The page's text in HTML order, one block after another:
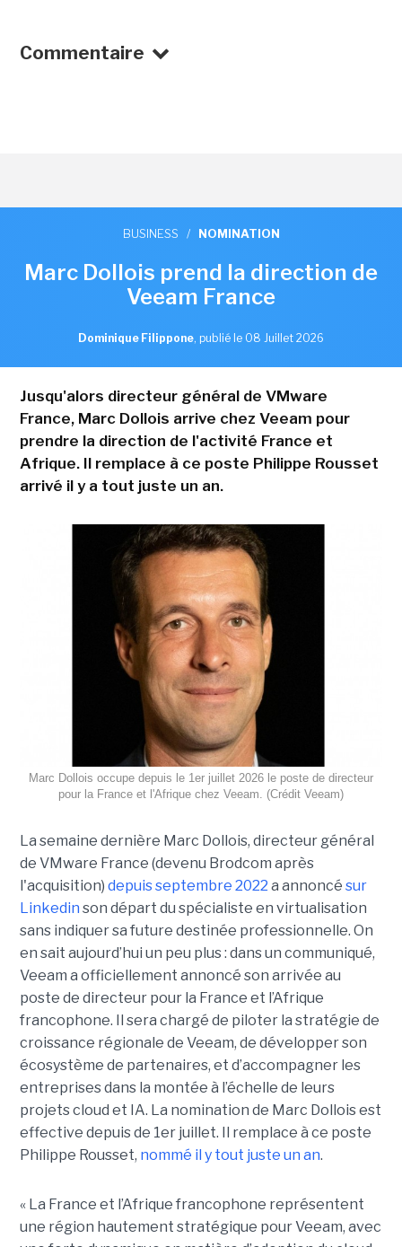
Commentaire
BUSINESS / NOMINATION
Marc Dollois prend la direction de
Veeam France
Dominique Filippone, publié le 08 Juillet 2026
Jusqu'alors directeur général de VMware
France, Marc Dollois arrive chez Veeam pour
prendre la direction de l'activité France et
Afrique. Il remplace à ce poste Philippe Rousset
arrivé il y a tout juste un an.
Marc Dollois occupe depuis le 1er juillet 2026 le poste de directeur
pour la France et l'Afrique chez Veeam. (Crédit Veeam)
La semaine dernière Marc Dollois, directeur général
de VMware France (devenu Brodcom après
l'acquisition) depuis septembre 2022 a annoncé sur
Linkedin son départ du spécialiste en virtualisation
sans indiquer sa future destinée professionnelle. On
en sait aujourd’hui un peu plus : dans un communiqué,
Veeam a officiellement annoncé son arrivée au
poste de directeur pour la France et l’Afrique
francophone. Il sera chargé de piloter la stratégie de
croissance régionale de Veeam, de développer son
écosystème de partenaires, et d’accompagner les
entreprises dans la montée à l’échelle de leurs
projets cloud et IA. La nomination de Marc Dollois est
effective depuis de 1er juillet. Il remplace à ce poste
Philippe Rousset, nommé il y tout juste un an.
« La France et l’Afrique francophone représentent
une région hautement stratégique pour Veeam, avec